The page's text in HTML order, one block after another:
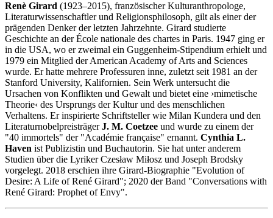
Renè Girard (1923–2015), französischer Kulturanthropologe,
Literaturwissenschaftler und Religionsphilosoph, gilt als einer der
prägenden Denker der letzten Jahrzehnte. Girard studierte
Geschichte an der École nationale des chartes in Paris. 1947 ging er
in die USA, wo er zweimal ein Guggenheim-Stipendium erhielt und
1979 ein Mitglied der American Academy of Arts and Sciences
wurde. Er hatte mehrere Professuren inne, zuletzt seit 1981 an der
Stanford University, Kalifornien. Sein Werk untersucht die
Ursachen von Konflikten und Gewalt und bietet eine ›mimetische
Theorie‹ des Ursprungs der Kultur und des menschlichen
Verhaltens. Er inspirierte Schriftsteller wie Milan Kundera und den
LiteraturnobelpreisträgerJ. M. Coetzee und wurde zu einem der
"40 immortels" der "Académie française" ernannt. Cynthia L.
Haven ist Publizistin und Buchautorin. Sie hat unter anderem
Studien über die Lyriker Czesław Miłosz und Joseph Brodsky
vorgelegt. 2018 erschien ihre Girard-Biographie "Evolution of
Desire: A Life of René Girard"; 2020 der Band "Conversations with
René Girard: Prophet of Envy".